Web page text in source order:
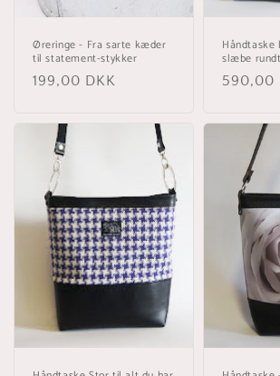
Øreringe - Fra sarte kæder
til statement-stykker
Normalpris
199,00 DKK
slæbe rundt
590,00